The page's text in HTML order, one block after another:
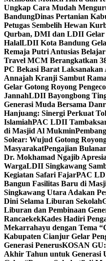
Ungkap Cara Mudah
BandungDinas Pertanian
Petugas Sembelih Hewan
Qurban, DMI dan LDII Gelar
HalalLDII Kota Bandung
Remaja Putri Antusias
Travel MCM Berangkatkan
PC Bekasi Barat
Annajah Kranji Sambut
Gelar Gotong Royong
JannahLDII Bayongbong
Generasi Muda Bersama
Hanjuang: Sinergi Perkuat
IslamiahPAC LDII
di Masjid Al Mukmin
Solear: Wujud Gotong
MasyarakatPengajian
Dr. Mokhamad Ngajib
WargaLDII Singkawang
Kegiatan Safari FajarPAC
Bangun Fasilitas Baru di
Singkawang Utara Adakan
Dini Selama Liburan Sekolah
Liburan dan Pembinaan
RancaekekKades Hadiri
Mekarrahayu dengan Tema
Kabupaten Cianjur Gelar
Generasi PenerusKOSAN
Akhir Tahun untuk Generasi